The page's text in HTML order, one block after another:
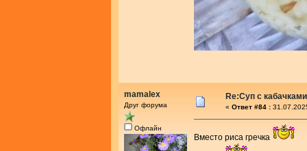
mamalex
Друг форума
Офлайн
Re:Суп с
« Ответ #84 :
Вместо риса гречка